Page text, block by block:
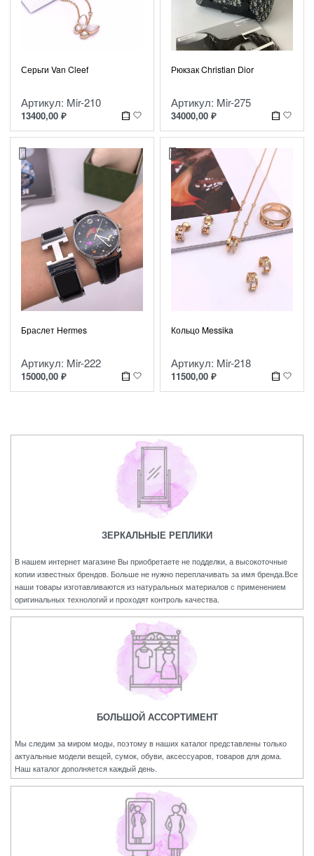
Серьги Van Cleef
Артикул: Mir-210
13400,00 ₽
Рюкзак Christian Dior
Артикул: Mir-275
34000,00 ₽
Браслет Hermes
Артикул: Mir-222
15000,00 ₽
Кольцо Messika
Артикул: Mir-218
11500,00 ₽
ЗЕРКАЛЬНЫЕ РЕПЛИКИ
В нашем интернет магазине Вы приобретаете не подделки, а высокоточные
копии известных брендов. Больше не нужно переплачивать за имя бренда.Все
наши товары изготавливаются из натуральных материалов с применением
оригинальных технологий и проходят контроль качества.
БОЛЬШОЙ АССОРТИМЕНТ
Мы следим за миром моды, поэтому в наших каталог представлены только
актуальные модели вещей, сумок, обуви, аксессуаров, товаров для дома.
Наш каталог дополняется каждый день.